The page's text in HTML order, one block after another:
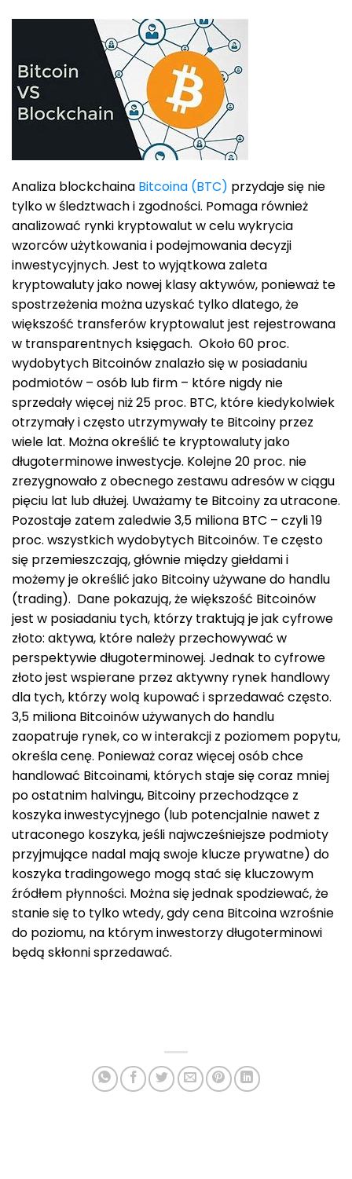
Analiza blockchaina Bitcoina (BTC) przydaje się nie
tylko w śledztwach i zgodności. Pomaga również
analizować rynki kryptowalut w celu wykrycia
wzorców użytkowania i podejmowania decyzji
inwestycyjnych. Jest to wyjątkowa zaleta
kryptowaluty jako nowej klasy aktywów, ponieważ te
spostrzeżenia można uzyskać tylko dlatego, że
większość transferów kryptowalut jest rejestrowana
w transparentnych księgach. Około 60 proc.
wydobytych Bitcoinów znalazło się w posiadaniu
podmiotów – osób lub firm – które nigdy nie
sprzedały więcej niż 25 proc. BTC, które kiedykolwiek
otrzymały i często utrzymywały te Bitcoiny przez
wiele lat. Można określić te kryptowaluty jako
długoterminowe inwestycje. Kolejne 20 proc. nie
zrezygnowało z obecnego zestawu adresów w ciągu
pięciu lat lub dłużej. Uważamy te Bitcoiny za utracone.
Pozostaje zatem zaledwie 3,5 miliona BTC – czyli 19
proc. wszystkich wydobytych Bitcoinów. Te często
się przemieszczają, głównie między giełdami i
możemy je określić jako Bitcoiny używane do handlu
(trading). Dane pokazują, że większość Bitcoinów
jest w posiadaniu tych, którzy traktują je jak cyfrowe
złoto: aktywa, które należy przechowywać w
perspektywie długoterminowej. Jednak to cyfrowe
złoto jest wspierane przez aktywny rynek handlowy
dla tych, którzy wolą kupować i sprzedawać często.
3,5 miliona Bitcoinów używanych do handlu
zaopatruje rynek, co w interakcji z poziomem popytu,
określa cenę. Ponieważ coraz więcej osób chce
handlować Bitcoinami, których staje się coraz mniej
po ostatnim halvingu, Bitcoiny przechodzące z
koszyka inwestycyjnego (lub potencjalnie nawet z
utraconego koszyka, jeśli najwcześniejsze podmioty
przyjmujące nadal mają swoje klucze prywatne) do
koszyka tradingowego mogą stać się kluczowym
źródłem płynności. Można się jednak spodziewać, że
stanie się to tylko wtedy, gdy cena Bitcoina wzrośnie
do poziomu, na którym inwestorzy długoterminowi
będą skłonni sprzedawać.